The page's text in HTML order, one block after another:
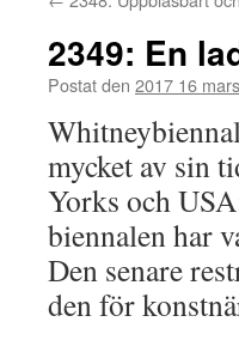
2349: En
Postat den 2017 16 mars
mycket av sin
Yorks och
biennalen har
Den senare
den för